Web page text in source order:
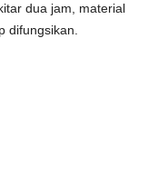
dua jam, material
difungsikan.